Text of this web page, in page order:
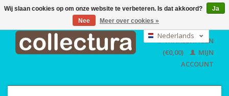
EUR
GBP
USD
Nederlands
English
WINKELWAGEN
(€0,00)
MIJN
ACCOUNT
Wij slaan cookies op om onze website te verbeteren. Is dat akkoord?
Ja
Nee
Meer over cookies »